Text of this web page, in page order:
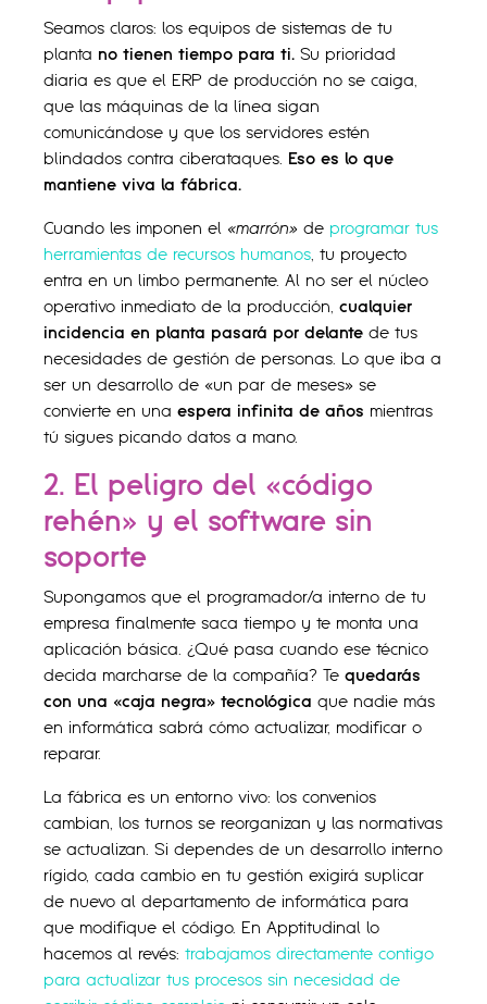
Seamos claros: los equipos de sistemas de tu
planta no tienen tiempo para ti. Su prioridad
diaria es que el ERP de producción no se caiga,
que las máquinas de la línea sigan
comunicándose y que los servidores estén
blindados contra ciberataques. Eso es lo que
mantiene viva la fábrica.
Cuando les imponen el «marrón» de programar tus
herramientas de recursos humanos, tu proyecto
entra en un limbo permanente. Al no ser el núcleo
operativo inmediato de la producción, cualquier
incidencia en planta pasará por delante de tus
necesidades de gestión de personas. Lo que iba a
ser un desarrollo de «un par de meses» se
convierte en una espera infinita de años mientras
tú sigues picando datos a mano.
2. El peligro del «código
rehén» y el software sin
soporte
Supongamos que el programador/a interno de tu
empresa finalmente saca tiempo y te monta una
aplicación básica. ¿Qué pasa cuando ese técnico
decida marcharse de la compañía? Te quedarás
con una «caja negra» tecnológica que nadie más
en informática sabrá cómo actualizar, modificar o
reparar.
La fábrica es un entorno vivo: los convenios
cambian, los turnos se reorganizan y las normativas
se actualizan. Si dependes de un desarrollo interno
rígido, cada cambio en tu gestión exigirá suplicar
de nuevo al departamento de informática para
que modifique el código. En Apptitudinal lo
hacemos al revés: trabajamos directamente contigo
para actualizar tus procesos sin necesidad de